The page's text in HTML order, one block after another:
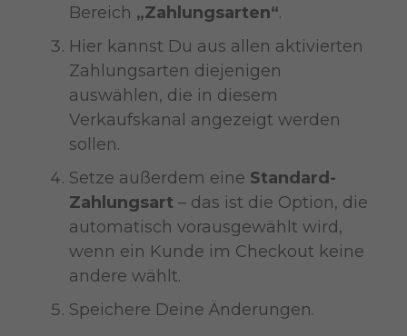
Bereich „Zahlungsarten“.
Hier kannst Du aus allen aktivierten
Zahlungsarten diejenigen
auswählen, die in diesem
Verkaufskanal angezeigt werden
sollen.
Setze außerdem eine Standard-
Zahlungsart – das ist die Option, die
automatisch vorausgewählt wird,
wenn ein Kunde im Checkout keine
andere wählt.
Speichere Deine Änderungen.